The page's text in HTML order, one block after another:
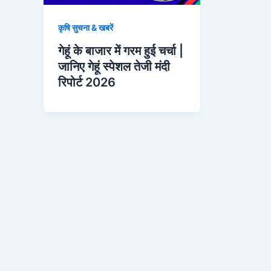
कृषि सुचना & खबरें
गेहूं के बाजार में गरम हुई चर्चा |
जानिए गेहूं स्पेशल तेजी मंदी
रिपोर्ट 2026